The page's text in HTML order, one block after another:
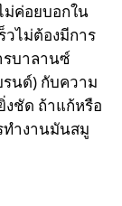
ม่ค่อยบอกใน
วไม่ต้องมีการ
รบาลานซ์
รนด์) กับความ
งชัด ถ้าแก้หรือ
ทำงานมันสมู